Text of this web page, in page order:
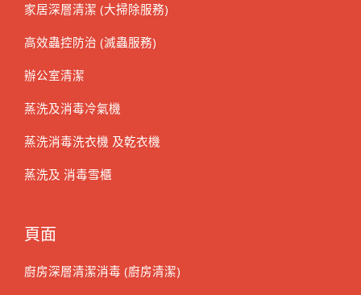
家居深層清潔 (大掃除服務)
高效蟲控防治 (滅蟲服務)
辦公室清潔
蒸洗及消毒冷氣機
蒸洗消毒洗衣機 及乾衣機
蒸洗及 消毒雪櫃
頁面
廚房深層清潔消毒 (廚房清潔)